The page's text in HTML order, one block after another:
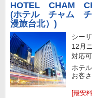
HOTEL CHAM
(ホテル チャム チ
漫旅台北）)
シー
12月
対応
ホテ
お客
[最安